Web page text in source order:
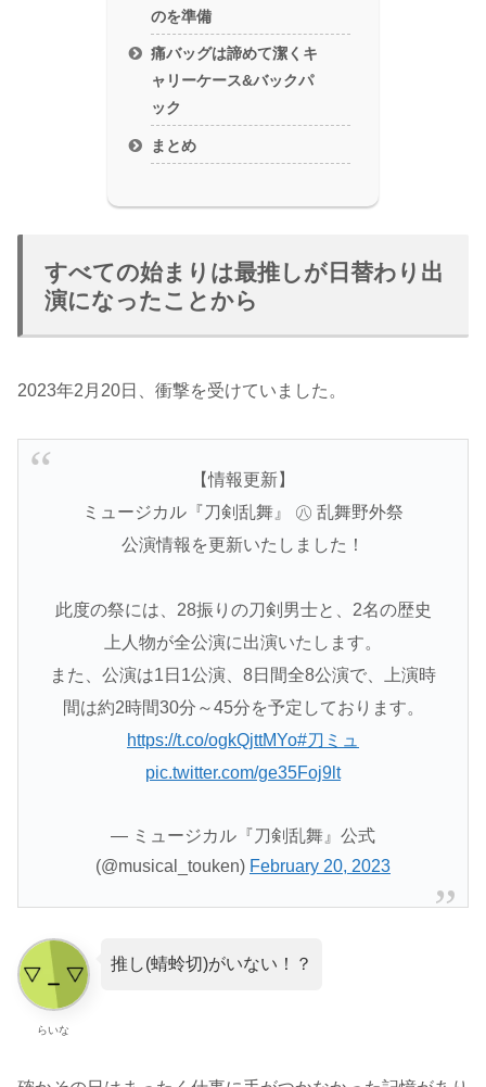
のを準備
痛バッグは諦めて潔くキ
ャリーケース&バックパ
ック
まとめ
すべての始まりは最推しが日替わり出
演になったことから
2023年2月20日、衝撃を受けていました。
【情報更新】
ミュージカル『刀剣乱舞』 ㊇ 乱舞野外祭
公演情報を更新いたしました！
此度の祭には、28振りの刀剣男士と、2名の歴史
上人物が全公演に出演いたします。
また、公演は1日1公演、8日間全8公演で、上演時
間は約2時間30分～45分を予定しております。
https://t.co/ogkQjttMYo#刀ミュ
pic.twitter.com/ge35Foj9lt
— ミュージカル『刀剣乱舞』公式
(@musical_touken) February 20, 2023
らいな
推し(蜻蛉切)がいない！？